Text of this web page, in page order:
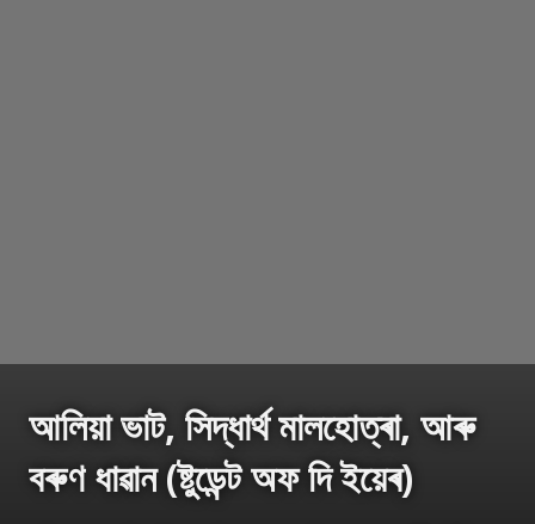
আলিয়া ভাট, সিদ্ধাৰ্থ মালহোত্ৰা, আৰু
বৰুণ ধাৱান (ষ্টুডেন্ট অফ দি ইয়েৰ)